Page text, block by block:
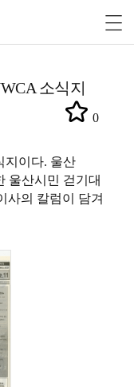
소식지
0
지이다. 울산
울산시민 걷기대
사의 칼럼이 담겨